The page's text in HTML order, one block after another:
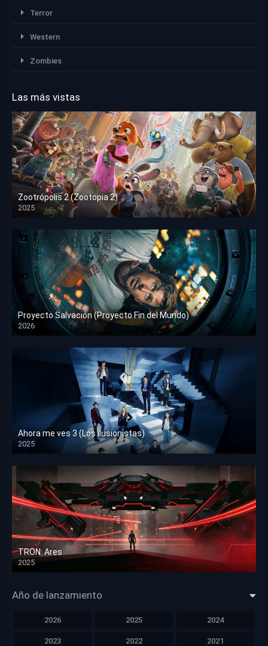
Terror
Western
Zombies
Las más vistas
Zootrópolis 2 (Zootopia 2)
2025
HD 1080p
Proyecto Salvación (Proyecto Fin del Mundo)
2026
HD 1080p
Ahora me ves 3 (Los ilusionistas)
2025
HD 1080p
TRON: Ares
2025
HD 1080p
Año de lanzamiento
2026 2025 2024
2023 2022 2021